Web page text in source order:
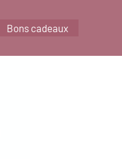
Bons cadeaux